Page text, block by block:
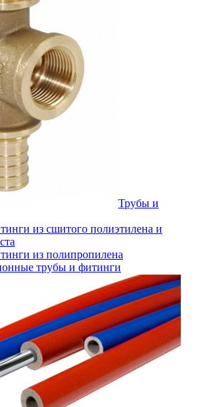
Трубы и
из сшитого полиэтилена и
из полипропилена
трубы и фитинги